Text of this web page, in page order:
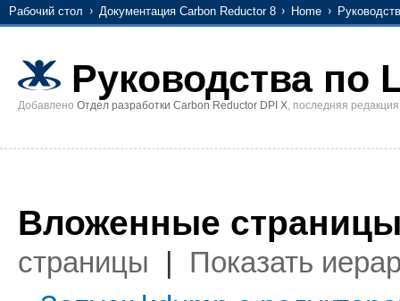
Рабочий стол Документация Carbon Reductor 8 Home
Руководства по
Добавлено Отдел разработки Carbon Reductor DPI X, последняя
Вложенные
страницы
Показать